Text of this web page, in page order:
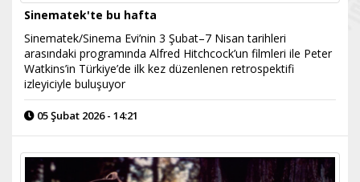
Sinematek'te bu hafta
Sinematek/Sinema Evi’nin 3 Şubat–7 Nisan tarihleri
arasındaki programında Alfred Hitchcock’un filmleri ile Peter
Watkins’in Türkiye’de ilk kez düzenlenen retrospektifi
izleyiciyle buluşuyor
05 Şubat 2026 - 14:21